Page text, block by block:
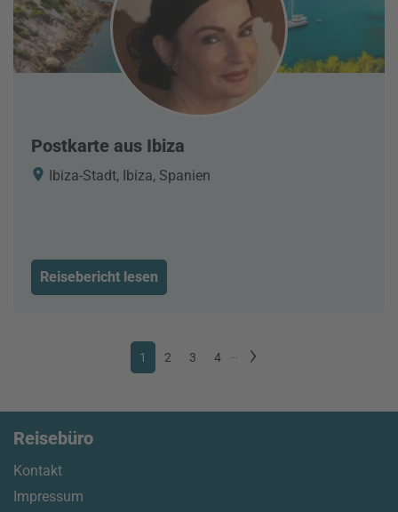
Postkarte aus Ibiza
Ibiza-Stadt, Ibiza, Spanien
Reisebericht lesen
1 2 3 4
Reisebüro
Kontakt
Impressum